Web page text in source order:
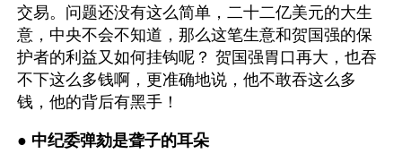
交易。问题还没有这么简单，二十二亿美元的大生
意，中央不会不知道，那么这笔生意和贺国强的保
护者的利益又如何挂钩呢？ 贺国强胃口再大，也吞
不下这么多钱啊，更准确地说，他不敢吞这么多
钱，他的背后有黑手！
● 中纪委弹劾是聋子的耳朵